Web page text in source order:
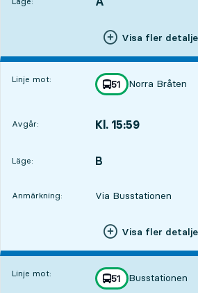
Visa fler
Linje mot: linje
51
mot
Norra Bråten
,
Avgår: Kl. 15:59
Läge:
LÄGE, B
,
Anmärkning: Via Busstationen
Visa fler
Linje mot: linje
51
mot
Busstationen
,